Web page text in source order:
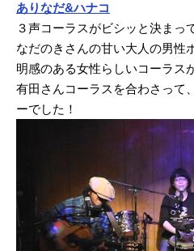
ありなだ&ハナコ
３声コーラスがビシッと決まっ
なだのきさんの甘い大人の男性
明感のある女性らしいコーラス
有田さんコーラスを合わさって
ーでした！